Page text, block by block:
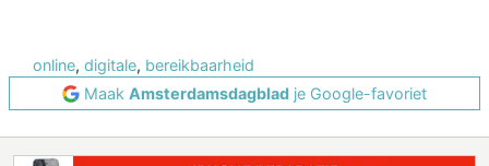
online, digitale, bereikbaarheid
Maak Amsterdamsdagblad je Google-favoriet